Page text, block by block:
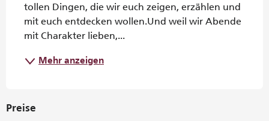
tollen Dingen, die wir euch zeigen, erzählen und
mit euch entdecken wollen.Und weil wir Abende
mit Charakter lieben,...
Mehr anzeigen
Preise